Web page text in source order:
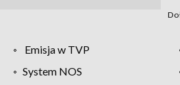
Emisja w TVP
System NOS